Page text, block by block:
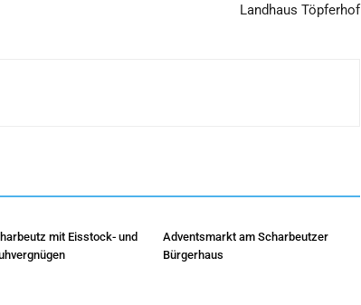
Landhaus Töpferhof
mit Eisstock- und
Adventsmarkt am Scharbeutzer
Bürgerhaus